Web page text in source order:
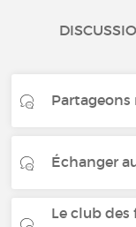
Échanger
Le club des